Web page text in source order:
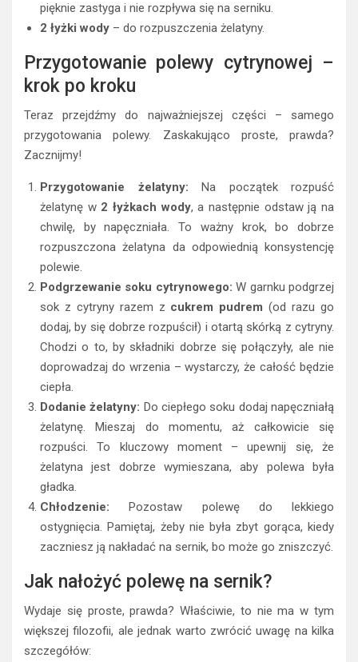
pięknie zastyga i nie rozpływa się na serniku.
2 łyżki wody – do rozpuszczenia żelatyny.
Przygotowanie polewy cytrynowej –
krok po kroku
Teraz przejdźmy do najważniejszej części – samego
przygotowania polewy. Zaskakująco proste, prawda?
Zacznijmy!
Przygotowanie żelatyny: Na początek rozpuść
żelatynę w 2 łyżkach wody, a następnie odstaw ją na
chwilę, by napęczniała. To ważny krok, bo dobrze
rozpuszczona żelatyna da odpowiednią konsystencję
polewie.
Podgrzewanie soku cytrynowego: W garnku podgrzej
sok z cytryny razem z cukrem pudrem (od razu go
dodaj, by się dobrze rozpuścił) i otartą skórką z cytryny.
Chodzi o to, by składniki dobrze się połączyły, ale nie
doprowadzaj do wrzenia – wystarczy, że całość będzie
ciepła.
Dodanie żelatyny: Do ciepłego soku dodaj napęczniałą
żelatynę. Mieszaj do momentu, aż całkowicie się
rozpuści. To kluczowy moment – upewnij się, że
żelatyna jest dobrze wymieszana, aby polewa była
gładka.
Chłodzenie: Pozostaw polewę do lekkiego
ostygnięcia. Pamiętaj, żeby nie była zbyt gorąca, kiedy
zaczniesz ją nakładać na sernik, bo może go zniszczyć.
Jak nałożyć polewę na sernik?
Wydaje się proste, prawda? Właściwie, to nie ma w tym
większej filozofii, ale jednak warto zwrócić uwagę na kilka
szczegółów: